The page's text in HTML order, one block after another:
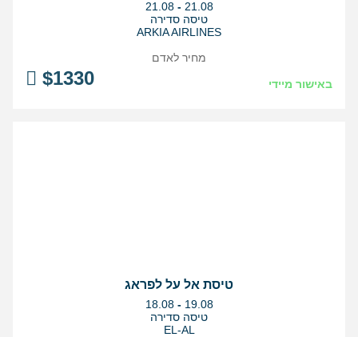
בין
התאריכים,
21.08 - 21.08
טיסה סדירה
ARKIA AIRLINES
באישור מיידי $1330
מחיר לאדם
טיסת אל על לפראג
בין
התאריכים,
18.08 - 19.08
טיסה סדירה
EL-AL